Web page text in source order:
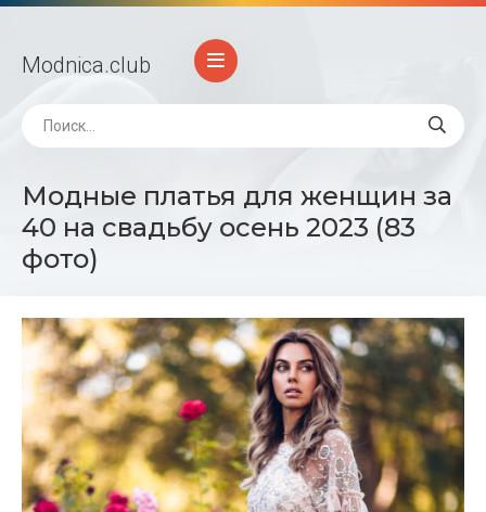
Modnica.club
Модные платья для женщин за
40 на свадьбу осень 2023 (83
фото)